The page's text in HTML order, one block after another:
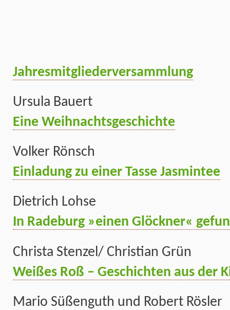
Jahresmitgliederversammlung
Ursula Bauert
Eine Weihnachtsgeschichte
Volker Rönsch
Einladung zu einer Tasse Jasmintee
Dietrich Lohse
In Radeburg »einen Glöckner«
Christa Stenzel/ Christian Grün
Weißes Roß – Geschichten aus der
Mario Süßenguth und Robert Rösler